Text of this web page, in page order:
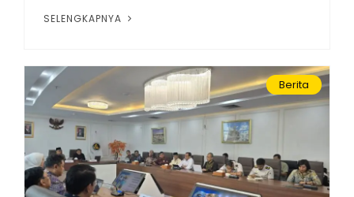
SELENGKAPNYA
Berita